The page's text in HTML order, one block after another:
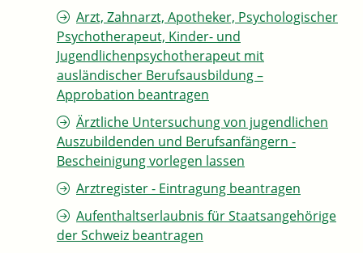
Arzt, Zahnarzt, Apotheker, Psychologischer
Psychotherapeut, Kinder- und
Jugendlichenpsychotherapeut mit
ausländischer Berufsausbildung –
Approbation beantragen
Ärztliche Untersuchung von jugendlichen
Auszubildenden und Berufsanfängern -
Bescheinigung vorlegen lassen
Arztregister - Eintragung beantragen
Aufenthaltserlaubnis für Staatsangehörige
der Schweiz beantragen